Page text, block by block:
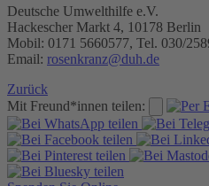
Deutsche Umwelthilfe e.V.
Hackescher Markt 4, 10178 Berlin
Mobil: 0171 5660577, Tel. 030/
Email: rosenkranz@duh.de
Zurück
Mit Freund*innen teilen: